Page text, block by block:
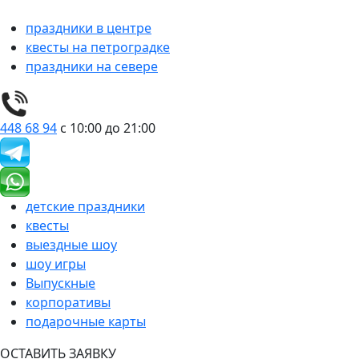
праздники в центре
квесты на петроградке
праздники на севере
448 68 94 с 10:00 до 21:00
детские праздники
квесты
выездные шоу
шоу игры
Выпускные
корпоративы
подарочные карты
ОСТАВИТЬ ЗАЯВКУ